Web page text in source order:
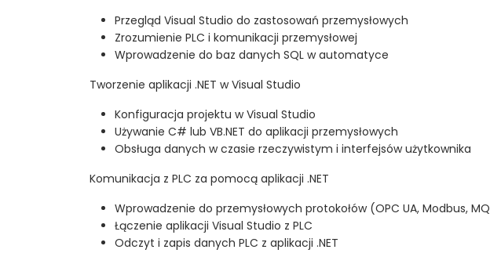
Przegląd Visual Studio do zastosowań przemysłowych
Zrozumienie PLC i komunikacji przemysłowej
Wprowadzenie do baz danych SQL w automatyce
Tworzenie aplikacji .NET w Visual Studio
Konfiguracja projektu w Visual Studio
Używanie C# lub VB.NET do aplikacji przemysłowych
Obsługa danych w czasie rzeczywistym i interfejsów użytkownika
Komunikacja z PLC za pomocą aplikacji .NET
Wprowadzenie do przemysłowych protokołów (OPC UA, Modbus,
Łączenie aplikacji Visual Studio z PLC
Odczyt i zapis danych PLC z aplikacji .NET